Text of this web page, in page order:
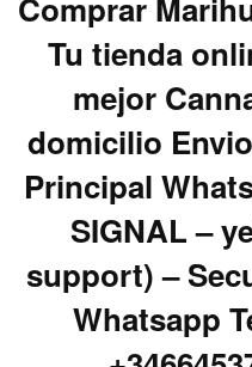
Comprar
Tu tienda
mejor
domicilio
Principal
SIGNAL –
support) –
Whatsapp